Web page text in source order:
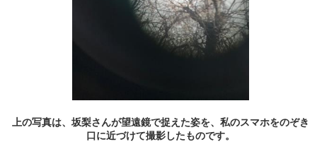
上の写真は、坂梨さんが望遠鏡で捉えた姿を、私のスマホをのぞき
口に近づけて撮影したものです。